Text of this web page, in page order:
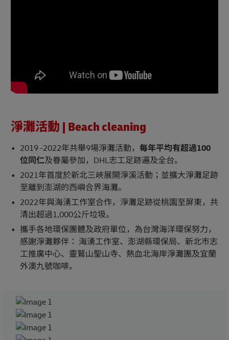
淨灘活動 | Beach cleaning
2019 -2022年共舉9場淨灘活動， 每年平均有超過100
位同仁及眷屬參加，DHL志工足跡遍及全台。
2021年首度於新北三峽展開淨溪活動；並擴大淨灘足跡
至離到澎湖的西嶼合界海灘。
2022年與海湧工作室合作，淨灘足跡從桃園至屏東，共
清出超過1,000公斤垃圾。
攜手各地環保團體及政府單位，為台灣海洋環保努力，
感謝淨灘夥伴： 海湧工作室、澎湖縣環保局、新北市志
工推廣中心、靈鷲山聖山寺、熱血北海岸淨灘團及宜蘭
外澳九號咖啡。